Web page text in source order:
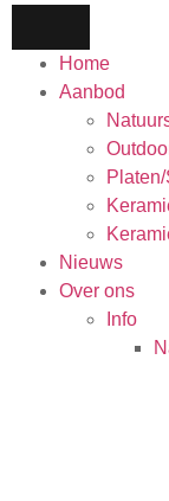
Home
Aanbod
Nieuws
Over ons
Info